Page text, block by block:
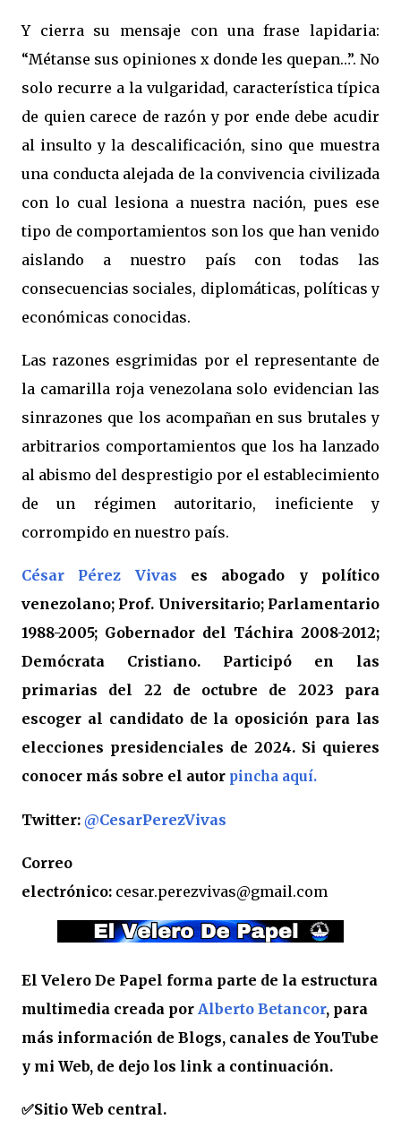
Y cierra su mensaje con una frase lapidaria:
“Métanse sus opiniones x donde les quepan…”. No
solo recurre a la vulgaridad, característica típica
de quien carece de razón y por ende debe acudir
al insulto y la descalificación, sino que muestra
una conducta alejada de la convivencia civilizada
con lo cual lesiona a nuestra nación, pues ese
tipo de comportamientos son los que han venido
aislando a nuestro país con todas las
consecuencias sociales, diplomáticas, políticas y
económicas conocidas.
Las razones esgrimidas por el representante de
la camarilla roja venezolana solo evidencian las
sinrazones que los acompañan en sus brutales y
arbitrarios comportamientos que los ha lanzado
al abismo del desprestigio por el establecimiento
de un régimen autoritario, ineficiente y
corrompido en nuestro país.
César Pérez Vivas
es abogado y político
venezolano; Prof. Universitario; Parlamentario
1988-2005; Gobernador del Táchira 2008-2012;
Demócrata Cristiano. Participó en las
primarias del 22 de octubre de 2023 para
escoger al candidato de la oposición para las
elecciones presidenciales de 2024. Si quieres
conocer más sobre el autor pincha aquí.
Twitter: @CesarPerezVivas
Correo
electrónico: cesar.perezvivas@gmail.com
El Velero De Papel forma parte de la estructura
multimedia creada por Alberto Betancor, para
más información de Blogs, canales de YouTube
y mi Web, de dejo los link a continuación.
✅Sitio Web central.